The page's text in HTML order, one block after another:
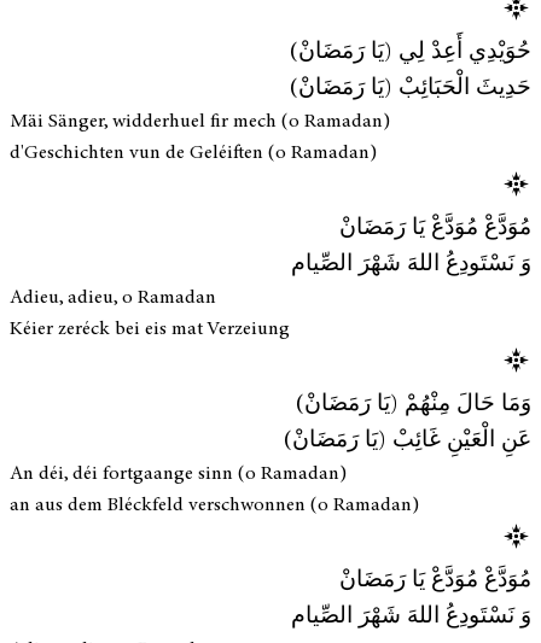
حُوَيْدِي أَعِدْ لِي (يَا رَمَضَانْ)
حَدِيثَ الْحَبَائِبْ (يَا رَمَضَانْ)
Mäi Sänger, widderhuel fir mech (o Ramadan)
d'Geschichten vun de Geléiften (o Ramadan)
مُوَدَّعْ مُوَدَّعْ يَا رَمَضَانْ
وَ نَسْتَودِعُ اللهَ شَهْرَ الصِّيام
Adieu, adieu, o Ramadan
Kéier zeréck bei eis mat Verzeiung
وَمَا حَالَ مِنْهُمْ (يَا رَمَضَانْ)
عَنِ الْعَيْنِ غَائِبْ (يَا رَمَضَانْ)
An déi, déi fortgaange sinn (o Ramadan)
an aus dem Bléckfeld verschwonnen (o Ramadan)
مُوَدَّعْ مُوَدَّعْ يَا رَمَضَانْ
وَ نَسْتَودِعُ اللهَ شَهْرَ الصِّيام